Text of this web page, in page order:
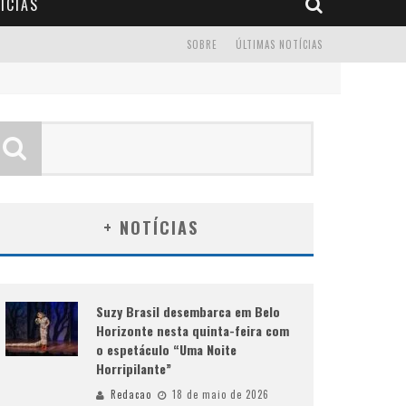
ÚLTIMAS NOTÍCIAS
SOBRE
+ NOTÍCIAS
Suzy Brasil desembarca em Belo
Horizonte nesta quinta-feira com
o espetáculo “Uma Noite
Horripilante”
Redacao 18 de maio de 2026